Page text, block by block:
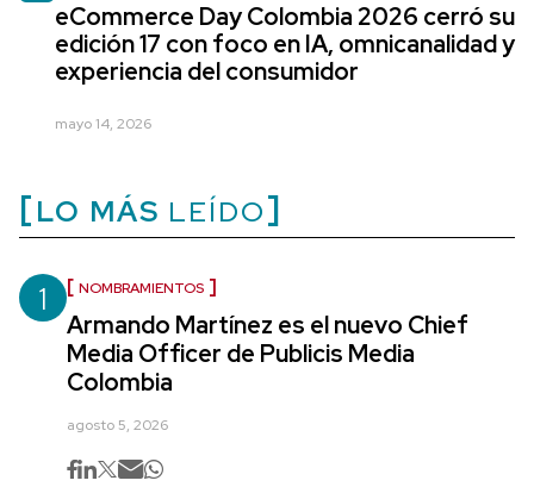
eCommerce Day Colombia 2026 cerró su
edición 17 con foco en IA, omnicanalidad y
experiencia del consumidor
mayo 14, 2026
LO MÁS LEÍDO
1 NOMBRAMIENTOS
Armando Martínez es el nuevo Chief
Media Officer de Publicis Media
Colombia
agosto 5, 2026